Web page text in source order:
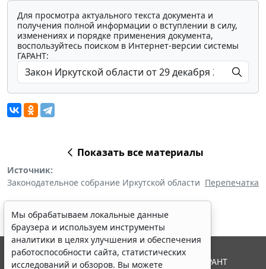
Для просмотра актуального текста документа и
получения полной информации о вступлении в силу,
изменениях и порядке применения документа,
воспользуйтесь поиском в Интернет-версии системы
ГАРАНТ:
Показать все материалы
Источник:
Законодательное собрание Иркутской области Перепечатка
Мы обрабатываем локальные данные
браузера и используем инструменты
аналитики в целях улучшения и обеспечения
работоспособности сайта, статистических
исследований и обзоров. Вы можете
© ООО "НПП "ГАРАНТ-СЕРВИС", 2026. Система ГАРАНТ